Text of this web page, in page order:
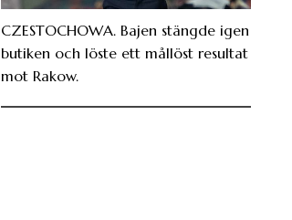
CZESTOCHOWA. Bajen stängde igen
butiken och löste ett mållöst resultat
mot Rakow.